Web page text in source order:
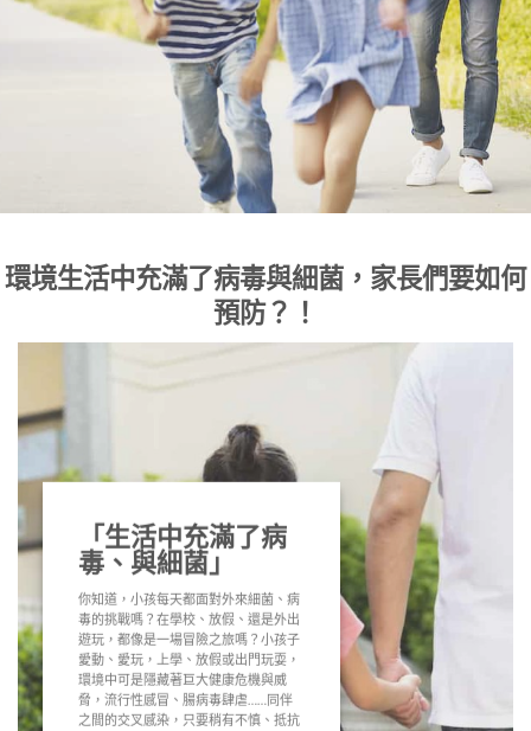
環境生活中充滿了病毒與細菌，家長們要如何
預防？！
「生活中充滿了病
毒、與細菌」
你知道，小孩每天都面對外來細菌、病
毒的挑戰嗎？在學校、放假、還是外出
遊玩，都像是一場冒險之旅嗎？小孩子
愛動、愛玩，上學、放假或出門玩耍，
環境中可是隱藏著巨大健康危機與威
脅，流行性感冒、腸病毒肆虐……同伴
之間的交叉感染，只要稍有不慎、抵抗